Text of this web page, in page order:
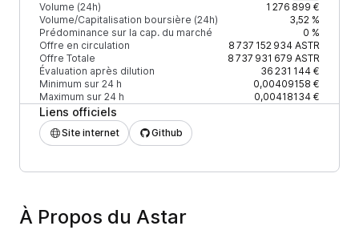
Volume (24h)
1 276 899 €
Volume/Capitalisation boursière (24h)
3,52 %
Prédominance sur la cap. du marché
0 %
Offre en circulation
8 737 152 934ASTR
Offre Totale
8 737 931 679 ASTR
Évaluation après dilution
36 231 144 €
Minimum sur 24 h
0,00409158 €
Maximum sur 24 h
0,00418134 €
Liens officiels
Site internet Github
À Propos du Astar